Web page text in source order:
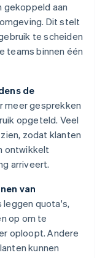
gekoppeld aan
Dit stelt
te scheiden
teams binnen één
de
meer gesprekken
opgeteld. Veel
zodat klanten
ontwikkelt
arriveert.
van
leggen quota's,
op om te
oploopt. Andere
kunnen